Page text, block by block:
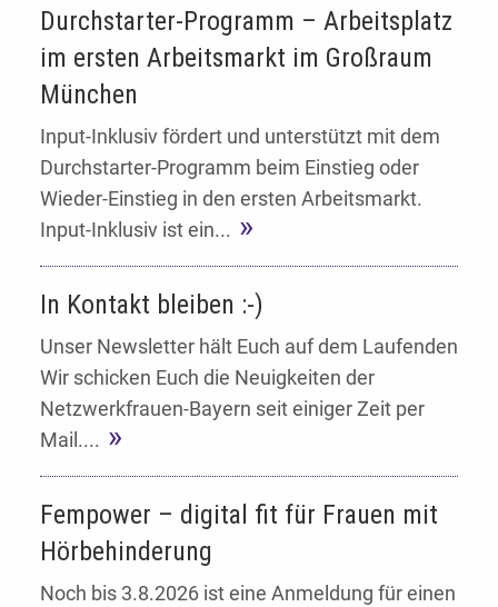
Durchstarter-Programm – Arbeitsplatz
im ersten Arbeitsmarkt im Großraum
München
Input-Inklusiv fördert und unterstützt mit dem
Durchstarter-Programm beim Einstieg oder
Wieder-Einstieg in den ersten Arbeitsmarkt.
Input-Inklusiv ist ein...
In Kontakt bleiben :-)
Unser Newsletter hält Euch auf dem Laufenden
Wir schicken Euch die Neuigkeiten der
Netzwerkfrauen-Bayern seit einiger Zeit per
Mail....
Fempower – digital fit für Frauen mit
Hörbehinderung
Noch bis 3.8.2026 ist eine Anmeldung für einen